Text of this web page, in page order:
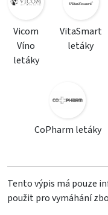
Vicom
Víno
letáky
VitaSmart
letáky
CoPharm letáky
Tento výpis má pouze
použit pro vymáhání